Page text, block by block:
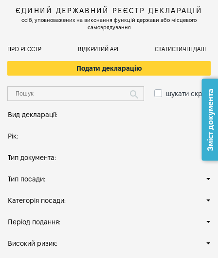
ЄДИНИЙ ДЕРЖАВНИЙ РЕЄСТР ДЕКЛАРАЦІЙ
осіб, уповноважених на виконання функцій держави або місцевого
самоврядування
ПРО РЕЄСТР ВІДКРИТИЙ АРІ СТАТИСТИЧНІ ДАНІ
Подати декларацію
шукати скрізь
Вид декларації:
Рік:
Тип документа:
Тип посади:
Категорія посади:
Період подання:
Високий ризик:
Зміст документа